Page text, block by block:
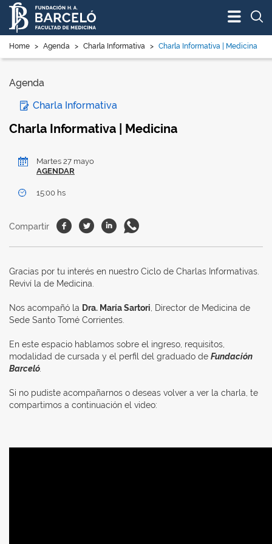
Home > Agenda > Charla Informativa > Charla Informativa | Medicina
Agenda
Charla Informativa
Charla Informativa | Medicina
Martes 27 mayo
AGENDAR
15:00 hs
Compartir Facebook
TwitterLinkedin
Whatsapp
Gracias por tu interés en nuestro Ciclo de Charlas Informativas.
Reviví la de Medicina.
Nos acompañó la Dra. María Sartori, Director de Medicina de
Sede Santo Tomé Corrientes.
En este espacio hablamos sobre el ingreso, requisitos,
modalidad de cursada y el perfil del graduado de Fundación
Barceló.
Si no pudiste acompañarnos o deseas volver a ver la charla, te
compartimos a continuación el video: